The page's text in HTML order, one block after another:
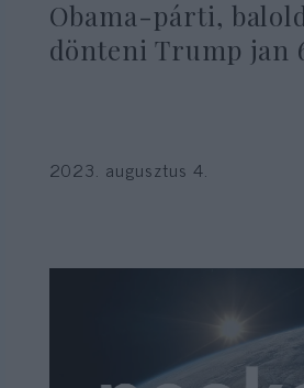
Obama-párti,
dönteni Trump jan
2023. augusztus 4.